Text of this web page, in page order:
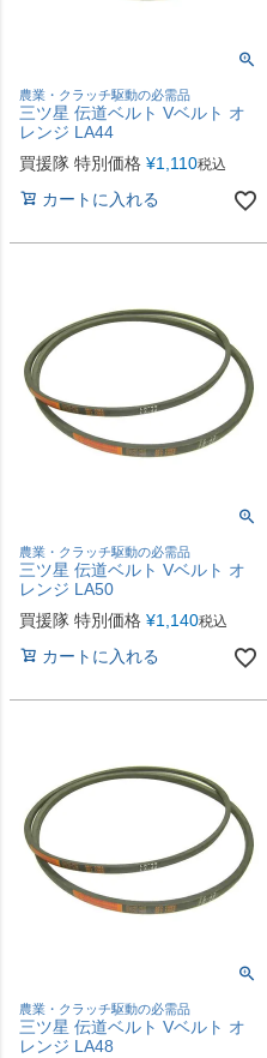
農業・クラッチ駆動の必需品
三ツ星 伝道ベルト Vベルト オ
レンジ LA44
買援隊 特別価格 ¥1,110税込
カートに入れる
農業・クラッチ駆動の必需品
三ツ星 伝道ベルト Vベルト オ
レンジ LA50
買援隊 特別価格 ¥1,140税込
カートに入れる
農業・クラッチ駆動の必需品
三ツ星 伝道ベルト Vベルト オ
レンジ LA48